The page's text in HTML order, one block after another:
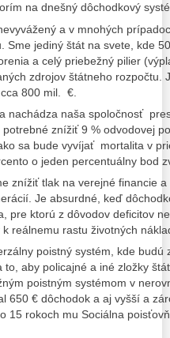
na dnešný dôchodkový
a v mnohých
Sme jediný štát na svete, kde
a celý priebežný pilier
zdrojov štátneho rozpočtu.
800 mil. €.
nachádza naša spoločnosť
znížiť 9 % odvodovej
sa bude vyvíjať mortalita v
o jeden percentuálny bod
znížiť tlak na verejné financie
Je absurdné, keď
pre ktorú z dôvodov deficitov
reálnemu rastu životných
poistný systém, kde budú
aby policajné a iné zložky
poistným systémom v
650 € dôchodok a aj vyšší a
15 rokoch mu Sociálna